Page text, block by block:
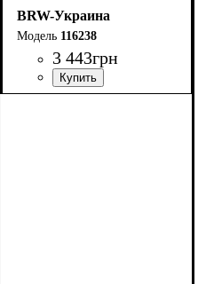
BRW-Украина
116238
3 443грн
ширина, мм: 705
высота, мм: 490
глубина, мм: 350